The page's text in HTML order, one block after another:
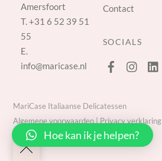
Amersfoort
T.+31 6 52 39 51
55
E.
info@maricase.nl
Contact
SOCIALS
Back
MariCase Italiaanse Delicatessen
Algemene voorwaarden
Privacy verklaring
Hoe kan ik je helpen?